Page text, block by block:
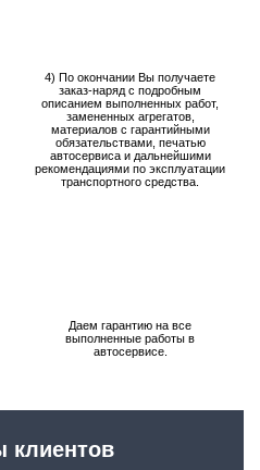
4) По окончании Вы получаете
заказ-наряд с подробным
описанием выполненных работ,
замененных агрегатов,
материалов с гарантийными
обязательствами, печатью
автосервиса и дальнейшими
рекомендациями по эксплуатации
транспортного средства.
Даем гарантию на все
выполненные работы в
автосервисе.
клиентов